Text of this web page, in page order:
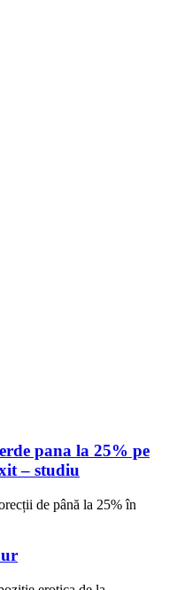
pana la 25% pe
– studiu
de până la 25% în